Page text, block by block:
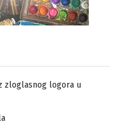
zloglasnog logora u